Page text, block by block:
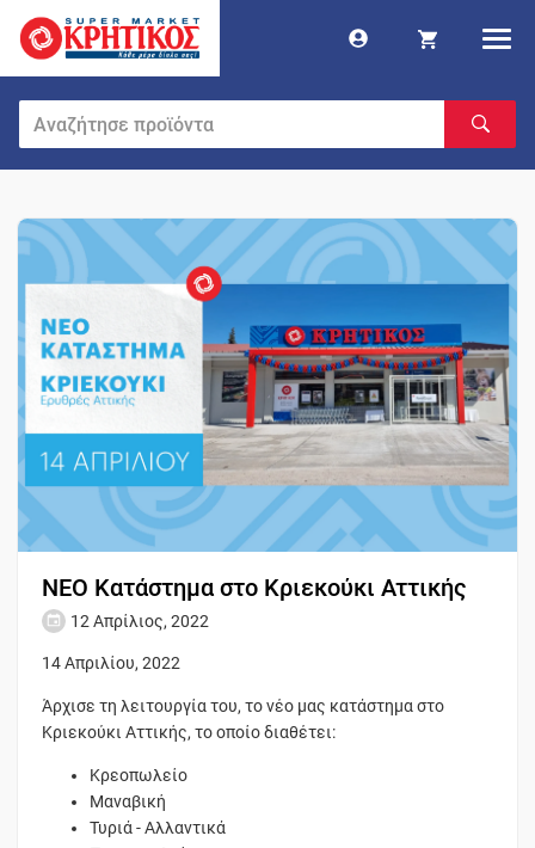
ΝΕΟ Κατάστημα στο Κριεκούκι Αττικής
12 Απρίλιος, 2022
14 Απριλίου, 2022
Άρχισε τη λειτουργία του, το νέο μας κατάστημα στο
Κριεκούκι Αττικής, το οποίο διαθέτει:
Κρεοπωλείο
Μαναβική
Τυριά - Αλλαντικά